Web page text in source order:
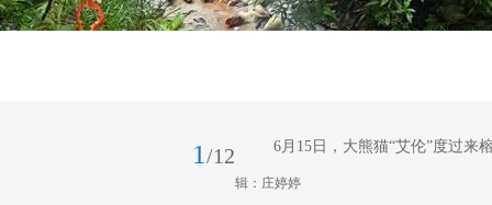
1 /12 6月15日，大熊猫“艾伦”度过来
辑：庄婷婷